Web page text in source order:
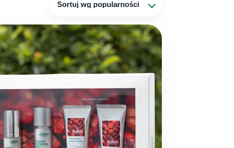
Sortuj wg popularności